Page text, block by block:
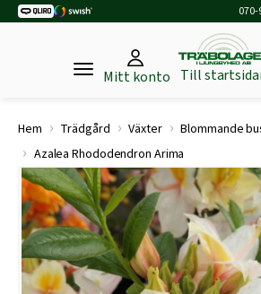
070-
Mitt konto Till
Hem › Trädgård › Växter › Blommande
› Azalea Rhododendron Arima